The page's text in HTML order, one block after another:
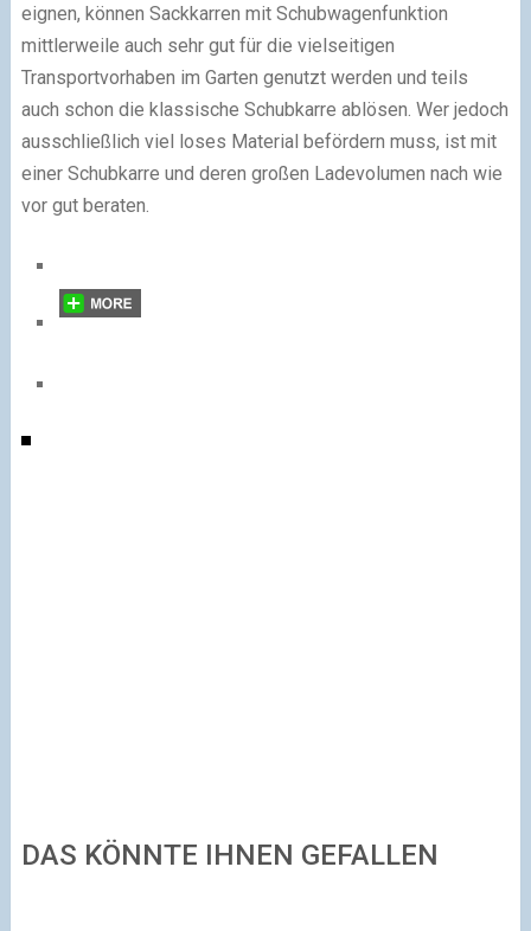
eignen, können Sackkarren mit Schubwagenfunktion
mittlerweile auch sehr gut für die vielseitigen
Transportvorhaben im Garten genutzt werden und teils
auch schon die klassische Schubkarre ablösen. Wer jedoch
ausschließlich viel loses Material befördern muss, ist mit
einer Schubkarre und deren großen Ladevolumen nach wie
vor gut beraten.
DAS KÖNNTE IHNEN GEFALLEN